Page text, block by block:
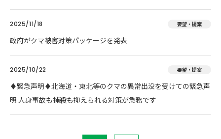
2025/11/18 要望・提案
政府がクマ被害対策パッケージを発表
2025/10/22 要望・提案
♦️緊急声明♦️北海道・東北等のクマの異常出没を受けての緊急声
明 人身事故も捕殺も抑えられる対策が急務です